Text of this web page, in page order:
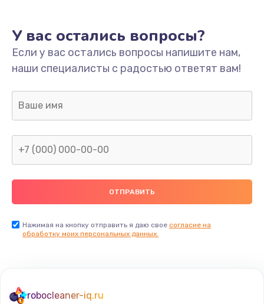
от 1750 руб.
Заказать
Замена корпуса
Замена тачпада
Заказать
Замена северного моста
от 2960 руб.
У вас остались вопросы?
Если у вас остались вопросы напишите нам,
наши специалисты с радостью ответят вам!
Нажимая на кнопку отправить я даю свое согласие на
обработку моих персональных данных.
robocleaner-iq.ru